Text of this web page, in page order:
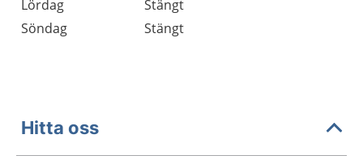
Lördag
Stängt
Söndag
Stängt
Hitta oss